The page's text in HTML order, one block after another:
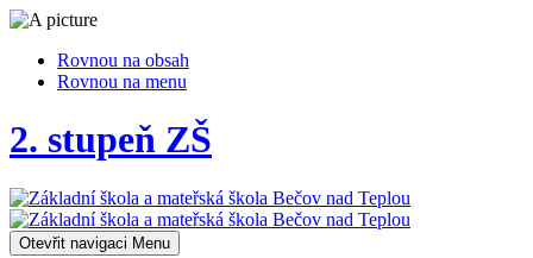
Rovnou na obsah
Rovnou na menu
2. stupeň ZŠ
Otevřit navigaci Menu